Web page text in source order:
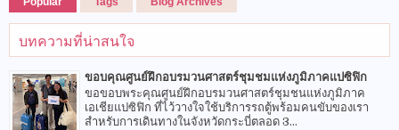
บทความที่น่าสนใจ
ขอบคุณศูนย์ฝึกอบรมวนศาสตร์ชุมชมแห่งภูมิภาคแปซิฟิก
ขอขอบพระคุณศูนย์ฝึกอบรมวนศาสตร์ชุมชนแห่งภูมิภาค
เอเชียแปซิฟิก ที่ไว้วางใจใช้บริการรถตู้พร้อมคนขับของเรา
สำหรับการเดินทางในจังหวัดกระบี่ตลอด 3...